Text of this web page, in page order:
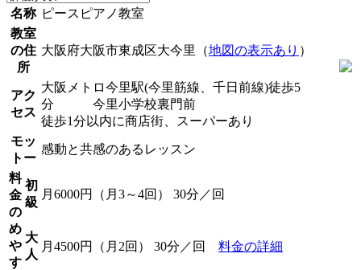
名称 ピースピアノ教室
教室
の住
所
大阪府大阪市東成区大今里（地図の表示あり ）
アク
セス
大阪メトロ今里駅(今里筋線、千日前線)徒歩5
分 今里小学校裏門前
徒歩1分以内に商店街、スーパーあり
モッ
トー
感動と共感のあるレッスン
料
金
の
め
や
す
初
級
月6000円（月3～4回） 30分／回
大
人
月4500円（月2回） 30分／回 料金の詳細